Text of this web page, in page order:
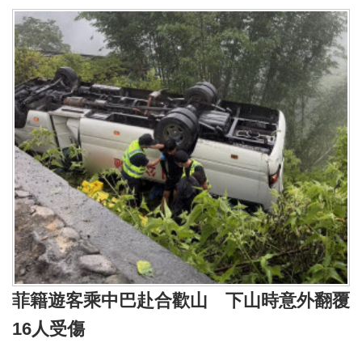
菲籍遊客乘中巴赴合歡山 下山時意外翻覆
16人受傷